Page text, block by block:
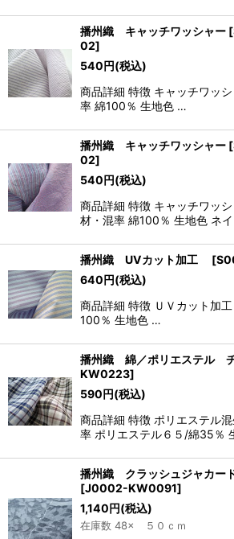
播州織 キャッチワッシャー [
02]
540円(税込)
商品詳細 特徴 キャッチワッ
率 綿100％ 生地色 …
播州織 キャッチワッシャー [
02]
540円(税込)
商品詳細 特徴 キャッチワッ
材・混率 綿100％ 生地色 ネ
播州織 UVカット加工 [
640円(税込)
商品詳細 特徴 ＵＶカット加
100％ 生地色 …
播州織 綿／ポリエステル
KW0223]
590円(税込)
商品詳細 特徴 ポリエステル
率 ポリエステル６５/綿35％
播州織 クラッシュジャカー
[J0002-KW0091]
1,140円(税込)
在庫数 48× ５０ｃｍ